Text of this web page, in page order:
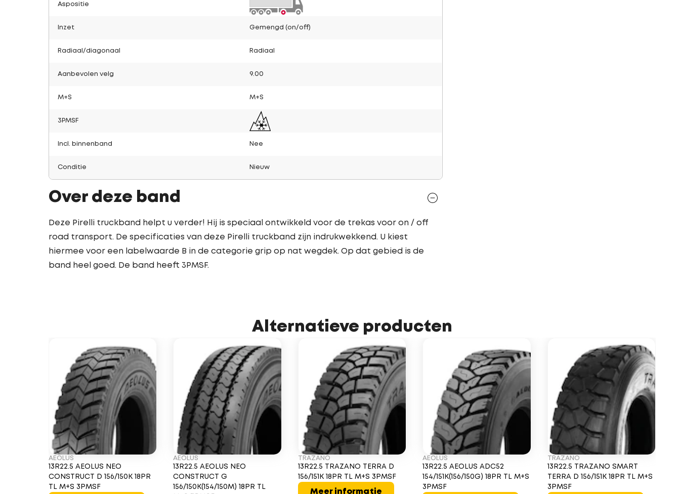
Aspositie
Inzet Gemengd (on/off)
Radiaal/diagonaal Radiaal
Aanbevolen velg 9.00
M+S M+S
3PMSF
Incl. binnenband Nee
Conditie Nieuw
Over deze band
Deze Pirelli truckband helpt u verder! Hij is speciaal ontwikkeld voor de trekas voor on / off
road transport. De specificaties van deze Pirelli truckband zijn indrukwekkend. U kiest
hiermee voor een labelwaarde B in de categorie grip op nat wegdek. Op dat gebied is de
band heel goed. De band heeft 3PMSF.
Alternatieve producten
AEOLUS
13R22.5 AEOLUS NEO
CONSTRUCT D 156/150K 18PR
TL M+S 3PMSF
AEOLUS
13R22.5 AEOLUS NEO
CONSTRUCT G
156/150K(154/150M) 18PR TL
TRAZANO
13R22.5 TRAZANO TERRA D
156/151K 18PR TL M+S 3PMSF
Meer informatie
AEOLUS
13R22.5 AEOLUS ADC52
154/151K(156/150G) 18PR TL M+S
3PMSF
TRAZANO
13R22.5 TRAZANO SMART
TERRA D 156/151K 18PR TL M+S
3PMSF